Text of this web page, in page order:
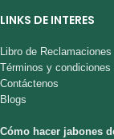
LINKS DE INTERES
Libro de Reclamaciones
Términos y condiciones
Contáctenos
Blogs
Cómo hacer jabones